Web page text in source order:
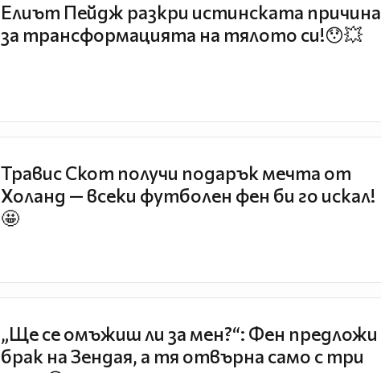
Елиът Пейдж разкри истинската причина
за трансформацията на тялото си!😯💥
Травис Скот получи подарък мечта от
Холанд — всеки футболен фен би го искал!
🤩
„Ще се омъжиш ли за мен?“: Фен предложи
брак на Зендая, а тя отвърна само с три